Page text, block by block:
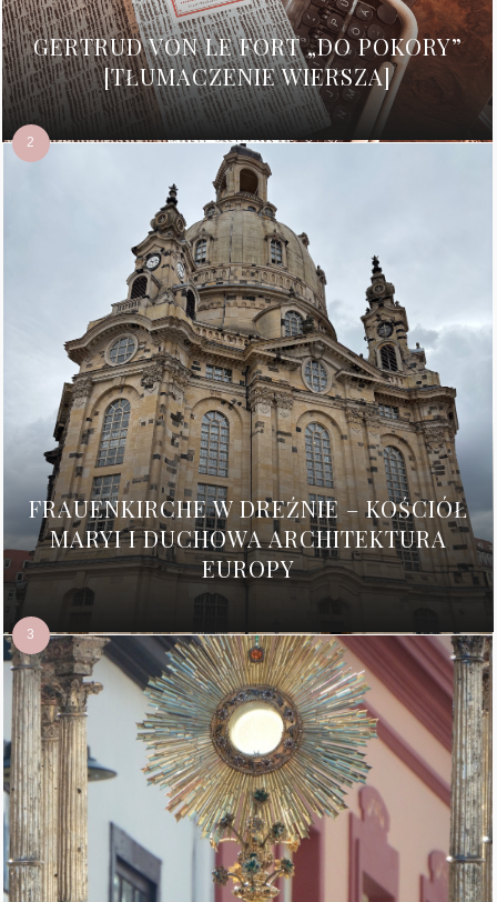
GERTRUD VON LE FORT „DO POKORY”
[TŁUMACZENIE WIERSZA]
FRAUENKIRCHE W DREŹNIE – KOŚCIÓŁ
MARYI I DUCHOWA ARCHITEKTURA
EUROPY